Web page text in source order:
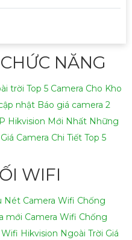
NĂNG
trời Top 5 Camera Cho Kho
nhật Báo giá camera 2
Hikvision Mới Nhất Những
Camera Chi Tiết Top 5
WIFI
Nét Camera Wifi Chống
mới Camera Wifi Chống
Hikvision Ngoài Trời Giá